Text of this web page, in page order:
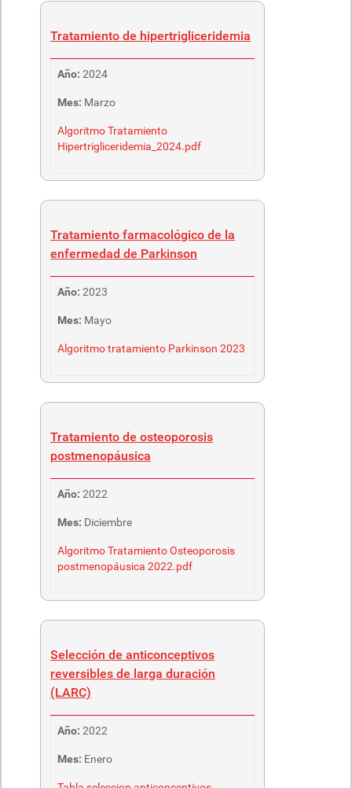
Tratamiento de hipertrigliceridemia
Año: 2024
Mes: Marzo
Algoritmo Tratamiento
Hipertrigliceridemia_2024.pdf
Tratamiento farmacológico de la
enfermedad de Parkinson
Año: 2023
Mes: Mayo
Algoritmo tratamiento Parkinson 2023
Tratamiento de osteoporosis
postmenopáusica
Año: 2022
Mes: Diciembre
Algoritmo Tratamiento Osteoporosis
postmenopáusica 2022.pdf
Selección de anticonceptivos
reversibles de larga duración
(LARC)
Año: 2022
Mes: Enero